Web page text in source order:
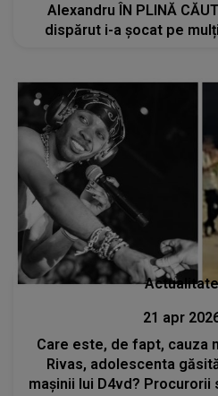
Alexandru ÎN PLINĂ
dispărut i-a șocat pe
Actualitate
21 apr
Care este, de fapt, cauza
Rivas, adolescenta
mașinii lui D4vd? Procurorii